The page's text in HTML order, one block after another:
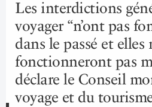
Les interdictions
voyager “n’ont pas
dans le passé et elles
fonctionneront pas
déclare le Conseil
voyage et du